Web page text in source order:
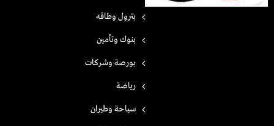
بترول وطاقه
بنوك وتأمين
بورصة وشركات
رياضة
سياحة وطيران